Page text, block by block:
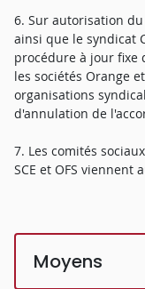
6. Sur autorisation du
ainsi que le syndicat
procédure à jour fixe
les sociétés Orange
organisations
d'annulation de
7. Les comités
SCE et OFS viennent
Moyens